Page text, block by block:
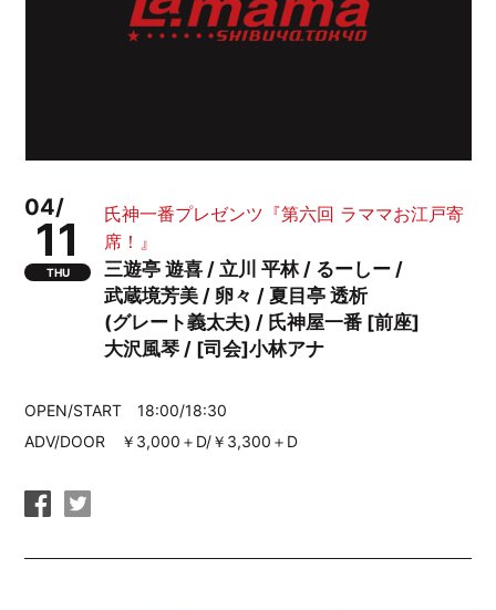
04/
11
THU
氏神一番プレゼンツ『第六回 ラママお江戸寄
席！』
三遊亭 遊喜 / 立川 平林 / るーしー /
武蔵境芳美 / 卵々 / 夏目亭 透析
(グレート義太夫) / 氏神屋一番 [前座]
大沢風琴 / [司会]小林アナ
OPEN/START 18:00/18:30
ADV/DOOR ￥3,000＋D/￥3,300＋D